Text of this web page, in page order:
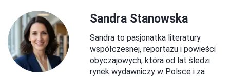
Sandra Stanowska
Sandra to pasjonatka literatury
współczesnej, reportażu i powieści
obyczajowych, która od lat śledzi
rynek wydawniczy w Polsce i za